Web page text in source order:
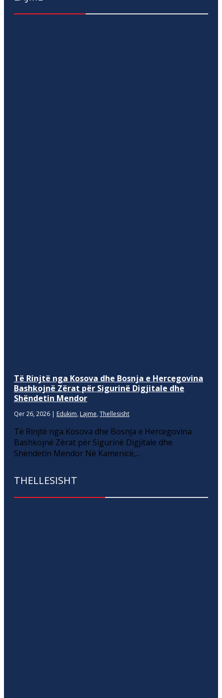
Të Rinjtë nga Kosova dhe Bosnja e Hercegovina
Bashkojnë Zërat për Sigurinë Digjitale dhe
Shëndetin Mendor
Qer 26, 2026 | Edukim, Lajme, Thellesisht
Të Rinjtë nga Kosova dhe Bosnja e Hercegovina
Bashkojnë Zërat për Sigurinë Digjitale dhe
Shëndetin Mendor Në Kamenicë,...
THELLESISHT